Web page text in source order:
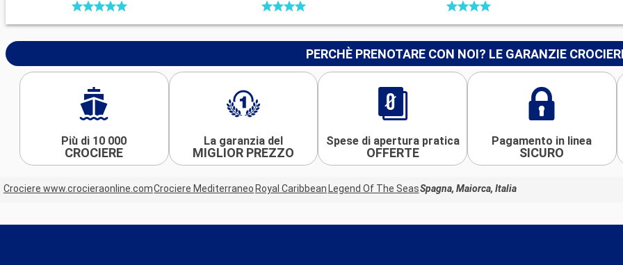
PERCHÈ PRENOTARE CON NOI? LE GARANZIE
Più di 10 000
CROCIERE
La garanzia del
MIGLIOR PREZZO
Spese di apertura pratica
OFFERTE
Pagamento in linea
SICURO
Crociere www.crocieraonline.comCrociere Mediterraneo Royal Caribbean Legend Of The SeasSpagna, Maiorca, Italia